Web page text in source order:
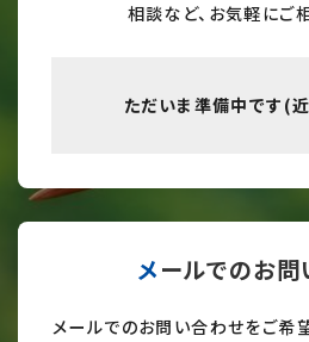
相談など、お気軽にご
ただいま準備中です(
メールでのお
メールでのお問い合わせをご希